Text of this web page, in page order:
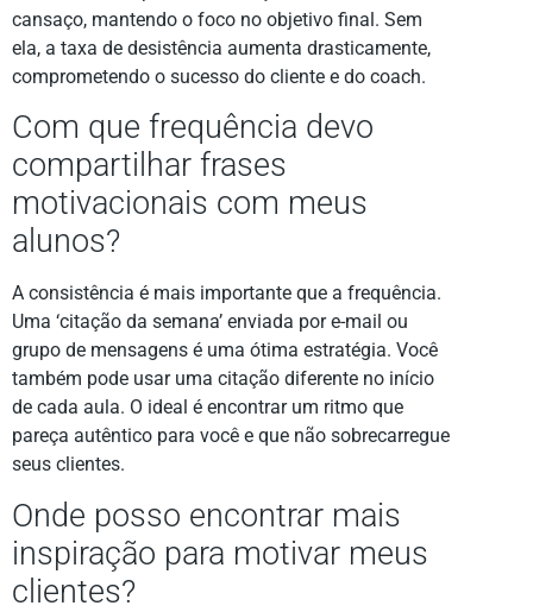
cansaço, mantendo o foco no objetivo final. Sem
ela, a taxa de desistência aumenta drasticamente,
comprometendo o sucesso do cliente e do coach.
Com que frequência devo
compartilhar frases
motivacionais com meus
alunos?
A consistência é mais importante que a frequência.
Uma ‘citação da semana’ enviada por e-mail ou
grupo de mensagens é uma ótima estratégia. Você
também pode usar uma citação diferente no início
de cada aula. O ideal é encontrar um ritmo que
pareça autêntico para você e que não sobrecarregue
seus clientes.
Onde posso encontrar mais
inspiração para motivar meus
clientes?